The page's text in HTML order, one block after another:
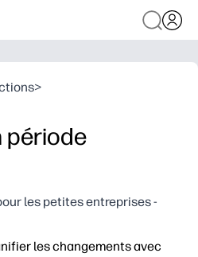
>
période
les petites entreprises -
les changements avec